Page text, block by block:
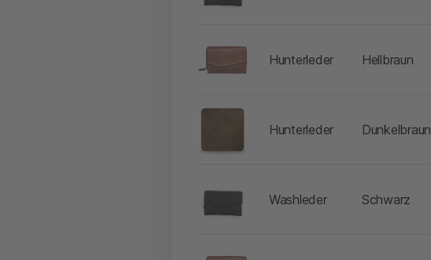
Hunterleder Hellbraun
Hunterleder Dunkelbraun
-
Washleder Schwarz